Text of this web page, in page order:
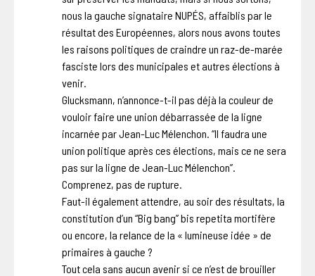
nous la gauche signataire NUPÉS, affaiblis par le
résultat des Européennes, alors nous avons toutes
les raisons politiques de craindre un raz-de-marée
fasciste lors des municipales et autres élections à
venir.
Glucksmann, n’annonce-t-il pas déjà la couleur de
vouloir faire une union débarrassée de la ligne
incarnée par Jean-Luc Mélenchon. “Il faudra une
union politique après ces élections, mais ce ne sera
pas sur la ligne de Jean-Luc Mélenchon”.
Comprenez, pas de rupture.
Faut-il également attendre, au soir des résultats, la
constitution d’un “Big bang” bis repetita mortifère
ou encore, la relance de la « lumineuse idée » de
primaires à gauche ?
Tout cela sans aucun avenir si ce n’est de brouiller